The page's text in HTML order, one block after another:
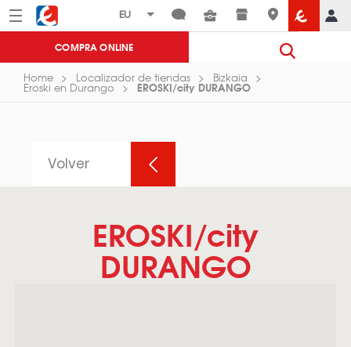
Menú Eroski
COMPRA ONLINE
Home Localizador de tiendas Bizkaia
Eroski en Durango EROSKI/city DURANGO
Volver
EROSKI/city
DURANGO